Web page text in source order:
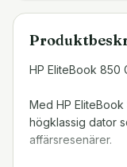
HP EliteBook 850
Med HP
högklassig dator
affärsresenärer.